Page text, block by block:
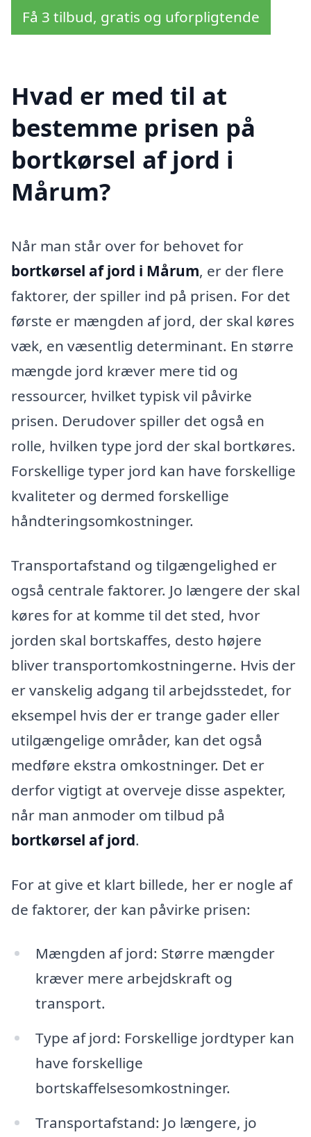
Få 3 tilbud, gratis og uforpligtende
Hvad er med til at
bestemme prisen på
bortkørsel af jord i
Mårum?
Når man står over for behovet for
bortkørsel af jord i Mårum, er der flere
faktorer, der spiller ind på prisen. For det
første er mængden af jord, der skal køres
væk, en væsentlig determinant. En større
mængde jord kræver mere tid og
ressourcer, hvilket typisk vil påvirke
prisen. Derudover spiller det også en
rolle, hvilken type jord der skal bortkøres.
Forskellige typer jord kan have forskellige
kvaliteter og dermed forskellige
håndteringsomkostninger.
Transportafstand og tilgængelighed er
også centrale faktorer. Jo længere der skal
køres for at komme til det sted, hvor
jorden skal bortskaffes, desto højere
bliver transportomkostningerne. Hvis der
er vanskelig adgang til arbejdsstedet, for
eksempel hvis der er trange gader eller
utilgængelige områder, kan det også
medføre ekstra omkostninger. Det er
derfor vigtigt at overveje disse aspekter,
når man anmoder om tilbud på
bortkørsel af jord.
For at give et klart billede, her er nogle af
de faktorer, der kan påvirke prisen:
Mængden af jord: Større mængder
kræver mere arbejdskraft og
transport.
Type af jord: Forskellige jordtyper kan
have forskellige
bortskaffelsesomkostninger.
Transportafstand: Jo længere, jo